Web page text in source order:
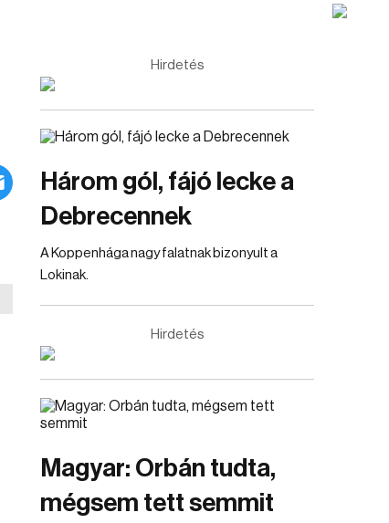
Hirdetés
Három gól, fájó lecke a
Debrecennek
A Koppenhága nagy falatnak bizonyult a
Lokinak.
Hirdetés
Magyar: Orbán tudta,
mégsem tett semmit